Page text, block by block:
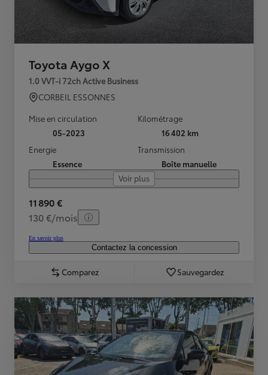
Toyota Aygo X
1.0 VVT-i 72ch Active Business
CORBEIL ESSONNES
Mise en circulation
05-2023
Kilométrage
16 402 km
Energie
Essence
Transmission
Boîte manuelle
Voir plus
11 890 €
130 €/mois
En savoir plus
Contactez la concession
Comparez Sauvegardez